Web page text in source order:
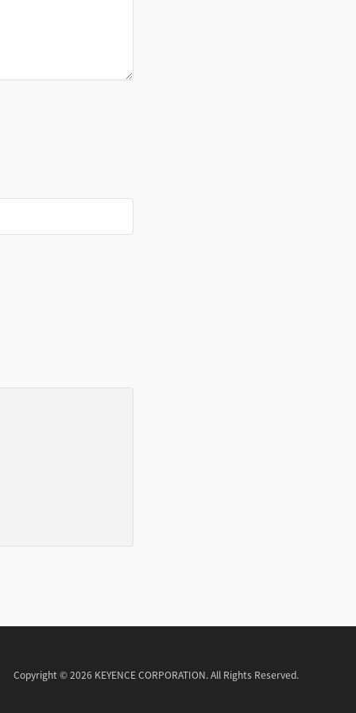
Copyright © 2026 KEYENCE CORPORATION. All Rights Reserved.